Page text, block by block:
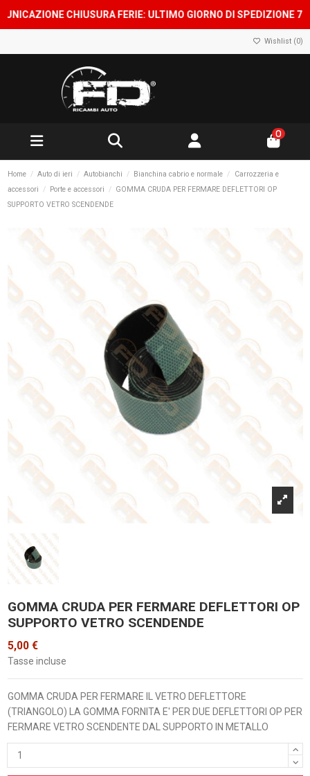
CHIUSURA FERIE: ULTIMO GIORNO DI SPEDIZIONE 7
Wishlist (0)
0
Home Auto di ieri Autobianchi Bianchina cabrio e normale
Carrozzeria e
accessori
Porte e accessori
GOMMA CRUDA PER FERMARE DEFLETTORI OP
SUPPORTO VETRO SCENDENDE
GOMMA CRUDA PER FERMARE DEFLETTORI OP
SUPPORTO VETRO SCENDENDE
5,00 €
Tasse incluse
GOMMA CRUDA PER FERMARE IL VETRO DEFLETTORE
(TRIANGOLO) LA GOMMA FORNITA E' PER DUE DEFLETTORI OP PER
FERMARE VETRO SCENDENTE DAL SUPPORTO IN METALLO